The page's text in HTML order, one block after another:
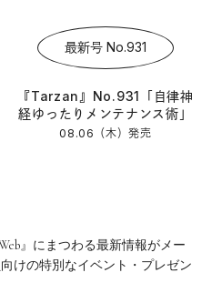
最新号 No.931
『Tarzan』No.931「自律神
経ゆったりメンテナンス術」
08.06（木）発売
』にまつわる最新情報がメー
けの特別なイベント・プレゼン